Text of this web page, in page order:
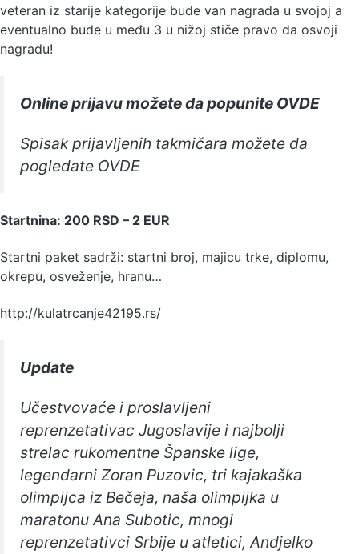
veteran iz starije kategorije bude van nagrada u svojoj a
eventualno bude u među 3 u nižoj stiče pravo da osvoji
nagradu!
Online prijavu možete da popunite OVDE
Spisak prijavljenih takmičara možete da
pogledate OVDE
Startnina: 200 RSD – 2 EUR
Startni paket sadrži: startni broj, majicu trke, diplomu,
okrepu, osveženje, hranu…
http://kulatrcanje42195.rs/
Update
Učestvovaće i proslavljeni
reprenzetativac Jugoslavije i najbolji
strelac rukomentne Španske lige,
legendarni Zoran Puzovic, tri kajakaška
olimpijca iz Bečeja, naša olimpijka u
maratonu Ana Subotic, mnogi
reprenzetativci Srbije u atletici, Andjelko